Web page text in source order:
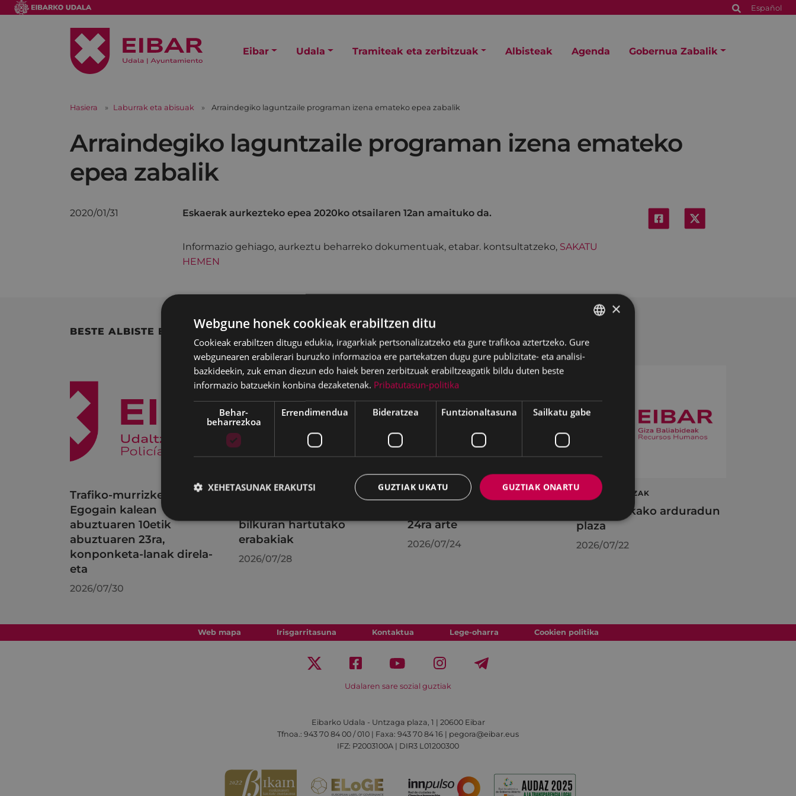
Español
Eibar Udala Tramiteak eta zerbitzuak Albisteak Agenda Gobernua Zabalik
Hasiera Laburrak eta abisuak Arraindegiko laguntzaile programan izena emateko epea zabalik
Arraindegiko laguntzaile programan izena emateko
epea zabalik
2020/01/31 Eskaerak aurkezteko epea 2020ko otsailaren 12an amaituko da.
Informazio gehiago, aurkeztu beharreko dokumentuak, etabar. kontsultatzeko, SAKATU
HEMEN
BESTE ALBISTE BATZUK
Trafiko-murrizketak
Egogain kalean
abuztuaren 10etik
abuztuaren 23ra,
konponketa-lanak direla-
eta
2026/07/30
Udalbatzak 2026ko
bilkuran hartutako
erabakiak
2026/07/28
KIUBeko bulegoa itxita
24ra arte
2026/07/24
LAN ESKAINTZAK
Informatikako arduradun
plaza
2026/07/22
Web mapa Irisgarritasuna Kontaktua Lege-oharra Cookien politika
Udalaren sare sozial guztiak
Eibarko Udala - Untzaga plaza, 1 | 20600 Eibar
Tfnoa.: 943 70 84 00 / 010 | Faxa: 943 70 84 16 | pegora@eibar.eus
IFZ: P2003100A | DIR3 L01200300
BASQUE
SPANISH
×
Webgune honek cookieak erabiltzen ditu
Cookieak erabiltzen ditugu edukia, iragarkiak pertsonalizatzeko eta gure trafikoa aztertzeko. Gure
webgunearen erabilerari buruzko informazioa ere partekatzen dugu gure publizitate- eta analisi-
bazkideekin, zuk eman diezun edo haiek beren zerbitzuak erabiltzeagatik bildu duten beste
informazio batzuekin konbina dezaketenak. Pribatutasun-politika
Behar-
beharrezkoa
Errendimendua Bideratzea Funtzionaltasuna Sailkatu gabe
GUZTIAK ONARTU
GUZTIAK UKATU
XEHETASUNAK ERAKUTSI